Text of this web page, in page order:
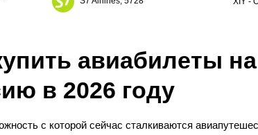
авиабилеты
в 2026 году
с которой сейчас сталкиваются